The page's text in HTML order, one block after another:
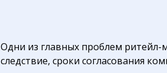
Одни из главных проблем ритейл-
следствие, сроки согласования